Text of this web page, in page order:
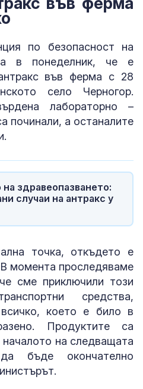
по безопасност на
в понеделник, че е
във ферма с 28
село Черногор.
лабораторно –
починали, а останалите
здравеопазването:
случаи на антракс у
точка, откъдето е
момента проследяваме
сме приключили този
средства,
което е било в
Продуктите са
на следващата
бъде окончателно